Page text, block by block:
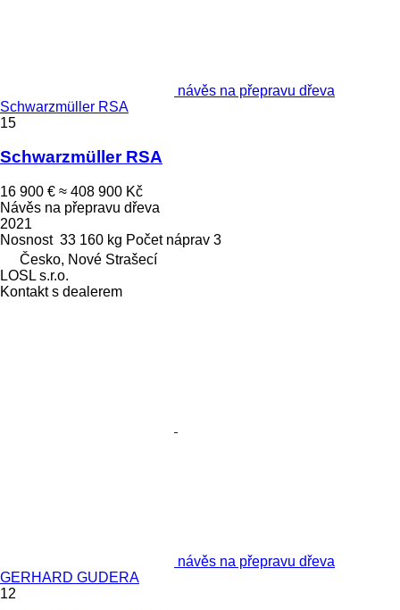
návěs na přepravu dřeva
Schwarzmüller RSA
15
Schwarzmüller RSA
16 900 € ≈ 408 900 Kč
Návěs na přepravu dřeva
2021
Nosnost 33 160 kg Počet náprav 3
Česko, Nové Strašecí
LOSL s.r.o.
Kontakt s dealerem
návěs na přepravu dřeva
GERHARD GUDERA
12